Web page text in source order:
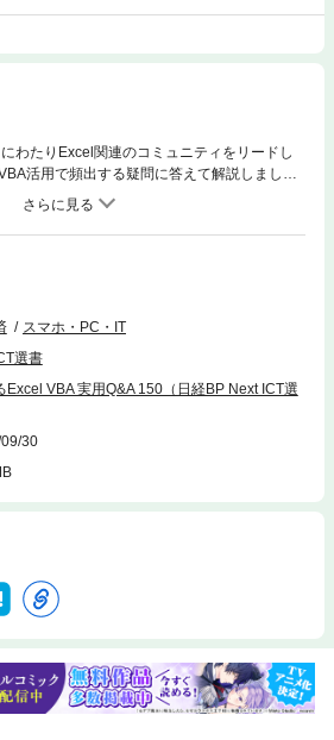
わたりExcel関連のコミュニティをリードし
活用で頻出する疑問に答えて解説しまし
様々な処理/操作を実行するテクニックを紹介
ルコードが満載です。※日経ソフトウエア201
化しました。
スマホ・PC・IT
選書
Excel VBA 実用Q&A 150（日経BP Next ICT選
30